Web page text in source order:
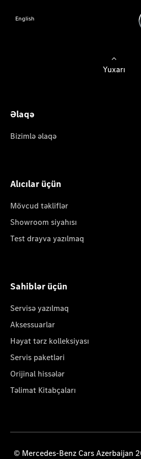
English
Yuxarı
Əlaqə
Bizimlə əlaqə
Alıcılar üçün
Mövcud təkliflər
Showroom siyahısı
Test drayva yazılmaq
Sahiblər üçün
Servisə yazılmaq
Aksessuarlar
Həyat tərz kolleksiyası
Servis paketləri
Orijinal hissələr
Təlimat Kitabçaları
© Mercedes-Benz Cars Azerbaijan